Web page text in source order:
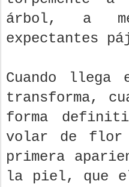
árbol, a
expectantes
Cuando llega
transforma,
forma
volar de
primera
la piel, que